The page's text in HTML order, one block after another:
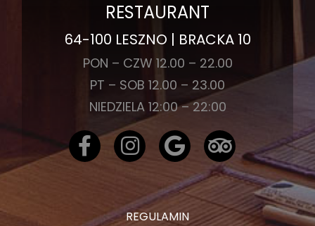
RESTAURANT
64-100 LESZNO | BRACKA 10
PON – CZW 12.00 – 22.00
PT – SOB 12.00 – 23.00
NIEDZIELA 12:00 – 22:00
REGULAMIN